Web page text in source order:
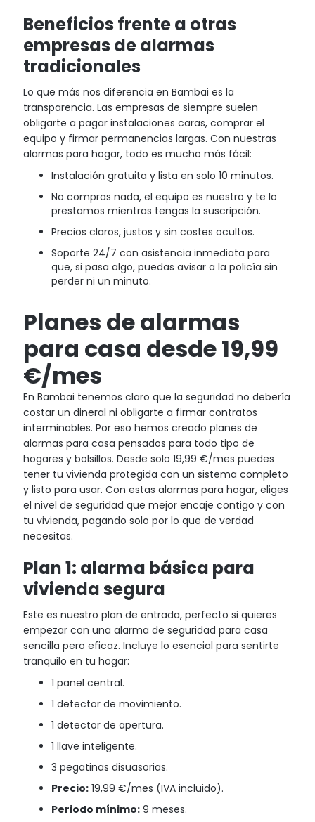
Beneficios frente a otras
empresas de alarmas
tradicionales
Lo que más nos diferencia en Bambai es la
transparencia. Las empresas de siempre suelen
obligarte a pagar instalaciones caras, comprar el
equipo y firmar permanencias largas. Con nuestras
alarmas para hogar, todo es mucho más fácil:
Instalación gratuita y lista en solo 10 minutos.
No compras nada, el equipo es nuestro y te lo
prestamos mientras tengas la suscripción.
Precios claros, justos y sin costes ocultos.
Soporte 24/7 con asistencia inmediata para
que, si pasa algo, puedas avisar a la policía sin
perder ni un minuto.
Planes de alarmas
para casa desde 19,99
€/mes
En Bambai tenemos claro que la seguridad no debería
costar un dineral ni obligarte a firmar contratos
interminables. Por eso hemos creado planes de
alarmas para casa pensados para todo tipo de
hogares y bolsillos. Desde solo 19,99 €/mes puedes
tener tu vivienda protegida con un sistema completo
y listo para usar. Con estas alarmas para hogar, eliges
el nivel de seguridad que mejor encaje contigo y con
tu vivienda, pagando solo por lo que de verdad
necesitas.
Plan 1: alarma básica para
vivienda segura
Este es nuestro plan de entrada, perfecto si quieres
empezar con una alarma de seguridad para casa
sencilla pero eficaz. Incluye lo esencial para sentirte
tranquilo en tu hogar:
1 panel central.
1 detector de movimiento.
1 detector de apertura.
1 llave inteligente.
3 pegatinas disuasorias.
Precio: 19,99 €/mes (IVA incluido).
Periodo mínimo: 9 meses.